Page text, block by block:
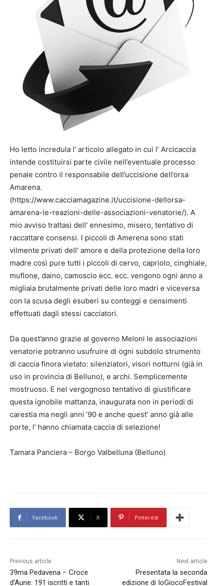
Ho letto incredula l’ articolo allegato in cui l’ Arcicaccia
intende costituirsi parte civile nell’eventuale processo
penale contro il responsabile dell’uccisione dell’orsa
Amarena.
(https://www.cacciamagazine.it/uccisione-dellorsa-
amarena-le-reazioni-delle-associazioni-venatorie/). A
mio avviso trattasi dell’ ennesimo, misero, tentativo di
raccattare consensi. I piccoli di Amerena sono stati
vilmente privati dell’ amore e della protezione della loro
madre così pure tutti i piccoli di cervo, capriolo, cinghiale,
muflone, daino, camoscio ecc. ecc. vengono ogni anno a
migliaia brutalmente privati delle loro madri e viceversa
con la scusa degli esuberi su conteggi e censimenti
effettuati dagli stessi cacciatori.
Da quest’anno grazie al governo Meloni le associazioni
venatorie potranno usufruire di ogni subdolo strumento
di caccia finora vietato: silenziatori, visori notturni (già in
uso in provincia di Belluno), e archi. Semplicemente
mostruoso. E nel vergognoso tentativo di giustificare
questa ignobile mattanza, inaugurata non in periodi di
carestia ma negli anni ’90 e anche quest’ anno già alle
porte, l’ hanno chiamata caccia di selezione!
Tamara Panciera – Borgo Valbelluna (Belluno)
Facebook X Pinterest
Previous article
39ma Pedavena – Croce
d’Aune: 191 iscritti e tanti
Next article
Presentata la seconda
edizione di IoGiocoFestival